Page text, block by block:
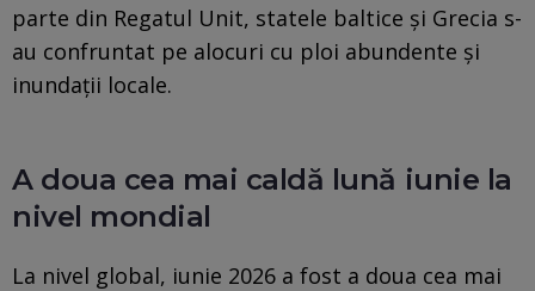
parte din Regatul Unit, statele baltice și Grecia s-
au confruntat pe alocuri cu ploi abundente și
inundații locale.
A doua cea mai caldă lună iunie la
nivel mondial
La nivel global, iunie 2026 a fost a doua cea mai